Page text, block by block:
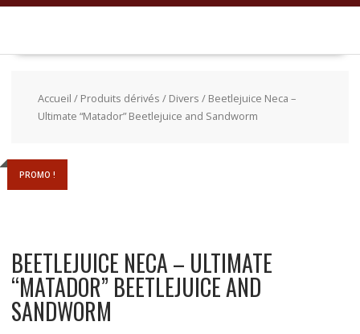
Accueil / Produits dérivés / Divers / Beetlejuice Neca –
Ultimate “Matador” Beetlejuice and Sandworm
PROMO !
BEETLEJUICE NECA – ULTIMATE
“MATADOR” BEETLEJUICE AND
SANDWORM